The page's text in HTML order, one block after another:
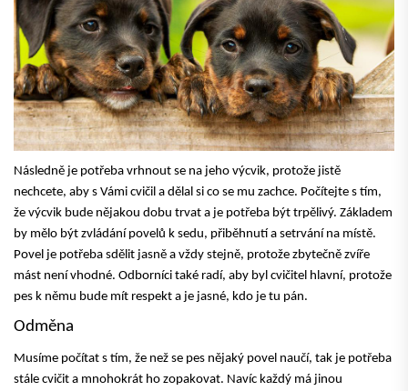
Následně je potřeba vrhnout se na jeho výcvik, protože jistě
nechcete, aby s Vámi cvičil a dělal si co se mu zachce. Počítejte s tím,
že výcvik bude nějakou dobu trvat a je potřeba být trpělivý. Základem
by mělo být zvládání povelů k sedu, přiběhnutí a setrvání na místě.
Povel je potřeba sdělit jasně a vždy stejně, protože zbytečně zvíře
mást není vhodné. Odborníci také radí, aby byl cvičitel hlavní, protože
pes k němu bude mít respekt a je jasné, kdo je tu pán.
Odměna
Musíme počítat s tím, že než se pes nějaký povel naučí, tak je potřeba
stále cvičit a mnohokrát ho zopakovat. Navíc každý má jinou